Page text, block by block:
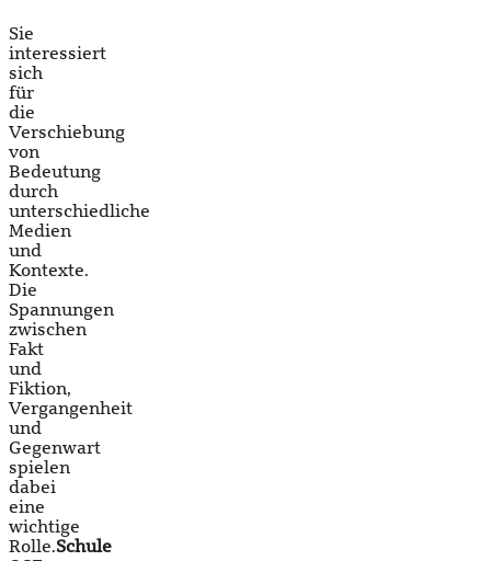
Sie
interessiert
sich
für
die
Verschiebung
von
Bedeutung
durch
unterschiedliche
Medien
und
Kontexte.
Die
Spannungen
zwischen
Fakt
und
Fiktion,
Vergangenheit
und
Gegenwart
spielen
dabei
eine
wichtige
Rolle.Schule